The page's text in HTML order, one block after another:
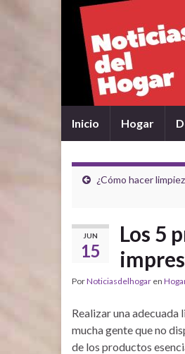
Inicio Hogar
¿Cómo hacer
JUN
15
Los 5
PorNoticiasdelhogar en
Realizar una adecuada
mucha gente que no
de los productos